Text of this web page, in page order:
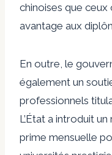
chinoises que ceux
avantage aux
En outre, le
également un
professionnels
L’État a introduit un
prime mensuelle